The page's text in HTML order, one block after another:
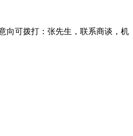
向可拨打：张先生，联系商谈，机